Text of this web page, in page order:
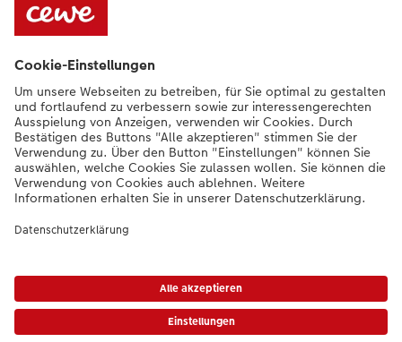
Sortiment
Bei Fragen können Sie uns gern anrufen:+352 27397723 [Mo bis Fr von
9:00 - 20:00 Uhr | Sam von 9:00 - 17:00 Uhr | So von 12:00 - 16:00]
DE |FR|EN
* Die UVP gelten inkl. MwSt. zzgl. Versandkosten gem.
|AGB|Datenschutz|Impressum|Barrierefreiheit